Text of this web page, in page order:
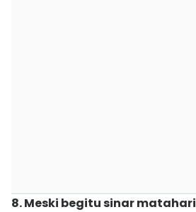
8. Meski begitu sinar